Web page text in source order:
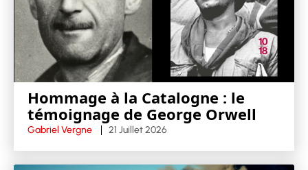
Hommage à la Catalogne : le
témoignage de George Orwell
Gabriel Vergne 21 Juillet 2026